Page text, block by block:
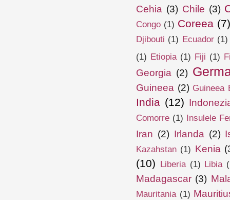
Cehia (3) Chile (3)
Congo (1) Coreea
Djibouti (1) Ecuador (1)
(1) Etiopia (1) Fiji (1)
Georgia (2)
Guineea (2) Guineea
India (12)
Comorre (1) Insulele
Iran (2) Irlanda (2)
Kazahstan (1) Kenia
(10) Liberia (1) Libia
Madagascar (3)
Mauritania (1)